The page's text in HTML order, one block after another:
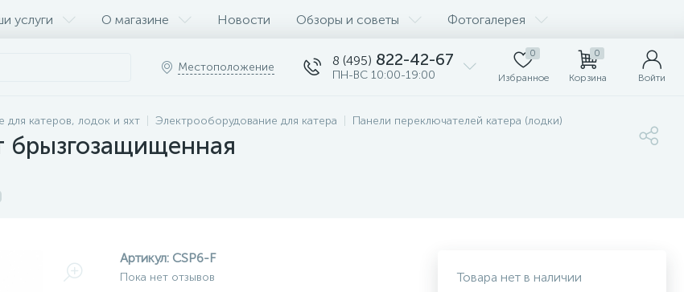
услуги О магазине Новости Обзоры и советы Фотогалерея
Местоположение 8 (495) 822-42-67
ПН-ВС 10:00-19:00
0
Избранное
0
Корзина Войти
катеров, лодок и яхт Электрооборудование для катера Панели переключателей катера (лодки)
брызгозащищенная
Артикул: CSP6-F
Пока нет отзывов Товара нет в наличии